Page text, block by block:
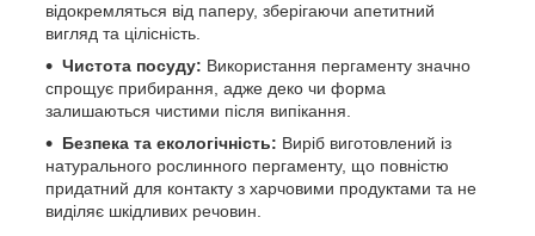
відокремляться від паперу, зберігаючи апетитний
вигляд та цілісність.
Чистота посуду: Використання пергаменту значно
спрощує прибирання, адже деко чи форма
залишаються чистими після випікання.
Безпека та екологічність: Виріб виготовлений із
натурального рослинного пергаменту, що повністю
придатний для контакту з харчовими продуктами та не
виділяє шкідливих речовин.